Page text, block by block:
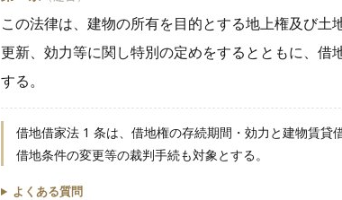
この法律は、建物の所有を目的とする地上権及び
更新、効力等に関し特別の定めをするとともに、
する。
借地借家法 1 条は、借地権の存続期間・効力と建物賃貸
借地条件の変更等の裁判手続も対象とする。
よくある質問